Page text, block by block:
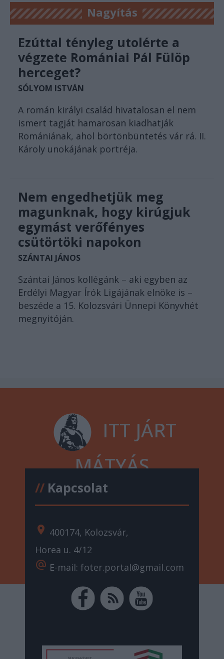
Nagyítás
Ezúttal tényleg utolérte a
végzete Romániai Pál Fülöp
herceget?
SÓLYOM ISTVÁN
A román királyi család hivatalosan el nem
ismert tagját hamarosan kiadhatják
Romániának, ahol börtönbüntetés vár rá. II.
Károly unokájának portréja.
Nem engedhetjük meg
magunknak, hogy kirúgjuk
egymást verőfényes
csütörtöki napokon
SZÁNTAI JÁNOS
Szántai János kollégánk – aki egyben az
Erdélyi Magyar Írók Ligájának elnöke is –
beszéde a 15. Kolozsvári Ünnepi Könyvhét
megnyitóján.
ITT JÁRT
MÁTYÁS
//Kapcsolat
location_on 400174, Kolozsvár,
Horea u. 4/12
alternate_email E-mail: foter.portal@gmail.com